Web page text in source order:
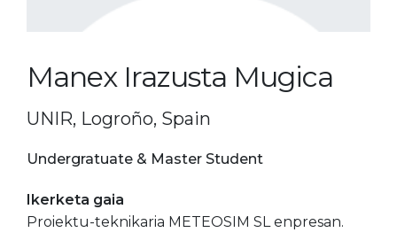
Manex Irazusta Mugica
UNIR, Logroño, Spain
Undergratuate & Master Student
Ikerketa gaia
Proiektu-teknikaria METEOSIM SL enpresan.